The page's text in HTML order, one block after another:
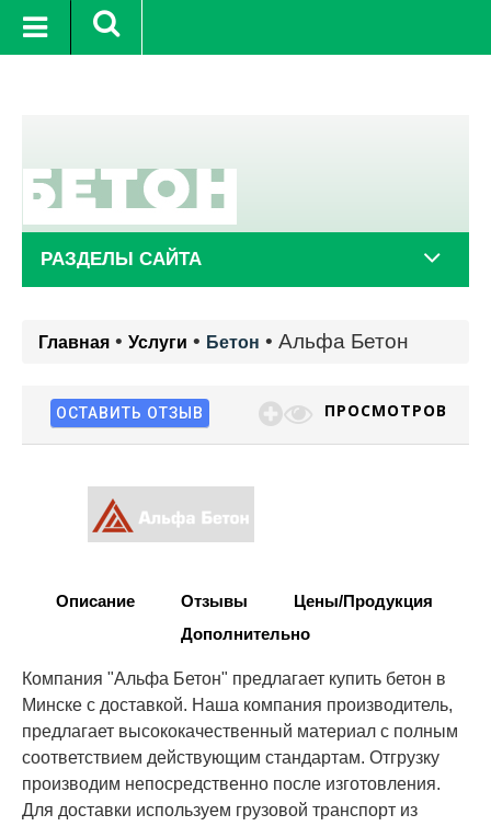
+23°C
РАЗДЕЛЫ САЙТА
Главная • Услуги • Бетон • Альфа Бетон
ОСТАВИТЬ ОТЗЫВ ПРОСМОТРОВ
Описание Отзывы
Цены/Продукция
Дополнительно
Компания "Альфа Бетон" предлагает купить бетон в
Минске с доставкой. Наша компания производитель,
предлагает высококачественный материал с полным
соответствием действующим стандартам. Отгрузку
производим непосредственно после изготовления.
Для доставки используем грузовой транспорт из